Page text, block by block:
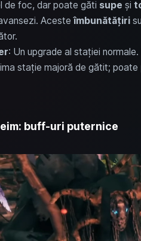
de foc, dar poate găti supe și
Acesteîmbunătățiri
: Un upgrade al stației
stație majoră de gătit; poate
buff-uri puternice